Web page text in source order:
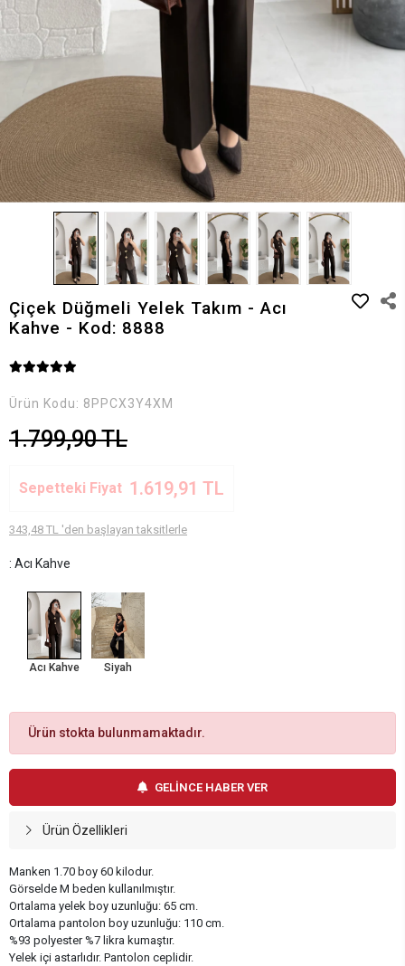
Çiçek Düğmeli Yelek Takım - Acı
Kahve - Kod: 8888
Ürün Kodu: 8PPCX3Y4XM
1.799,90 TL
Sepetteki Fiyat 1.619,91 TL
343,48 TL 'den başlayan taksitlerle
: Acı Kahve
Acı Kahve Siyah
Ürün stokta bulunmamaktadır.
GELİNCE HABER VER
Ürün Özellikleri
Manken 1.70 boy 60 kilodur.
Görselde M beden kullanılmıştır.
Ortalama yelek boy uzunluğu: 65 cm.
Ortalama pantolon boy uzunluğu: 110 cm.
%93 polyester %7 likra kumaştır.
Yelek içi astarlıdır. Pantolon ceplidir.